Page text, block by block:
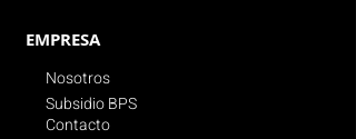
EMPRESA
Nosotros
Subsidio BPS
Contacto